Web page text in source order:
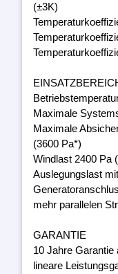
(±3K)
Maximale
Maximale
(3600 Pa*)
Windlast 2400 Pa
Auslegungslast
mehr parallelen
GARANTIE
10 Jahre Garantie
lineare